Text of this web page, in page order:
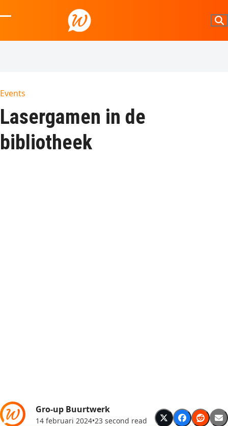
to
mobile
mobile
Events
Lasergamen in de
bibliotheek
Gro-up Buurtwerk
14 februari 2024•23 second read